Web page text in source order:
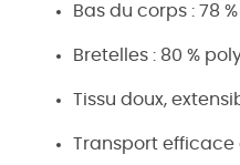
Bas du corps : 78
Bretelles : 80 %
Tissu doux,
Transport efficace